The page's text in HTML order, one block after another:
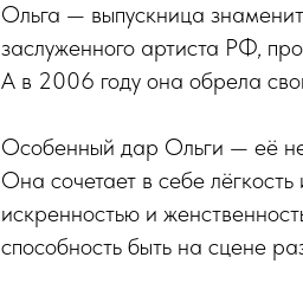
Ольга — выпускница
заслуженного артиста РФ,
А в 2006 году она обрела
Особенный дар Ольги — её
Она сочетает в себе
искренностью и
способность быть на сцене